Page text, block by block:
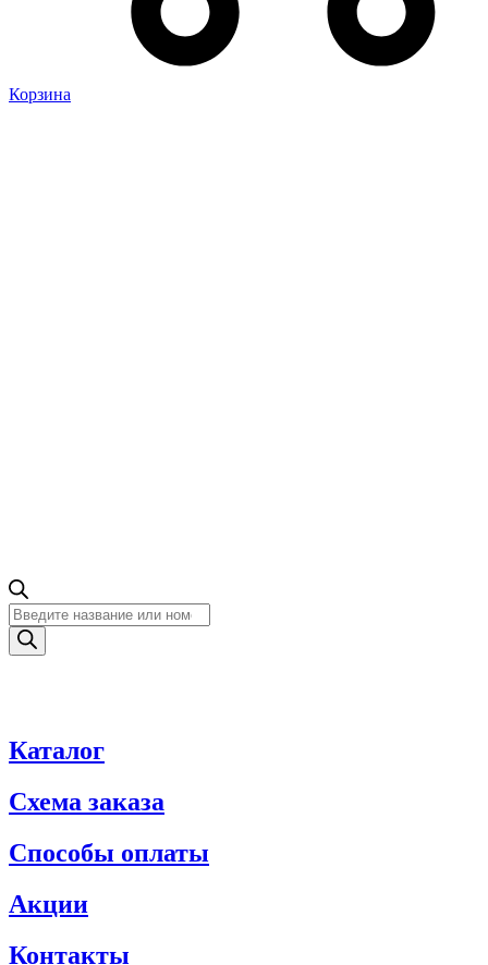
Корзина
Поиск
товаров
Каталог
Схема заказа
Способы оплаты
Акции
Контакты